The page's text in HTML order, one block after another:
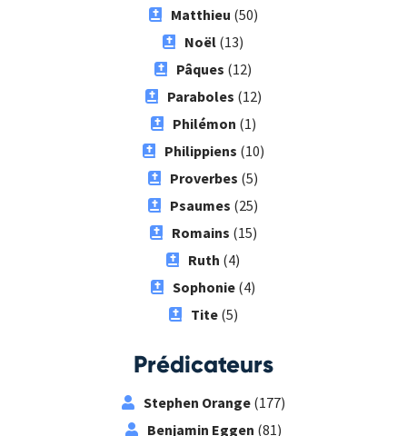
Matthieu (50)
Noël (13)
Pâques (12)
Paraboles (12)
Philémon (1)
Philippiens (10)
Proverbes (5)
Psaumes (25)
Romains (15)
Ruth (4)
Sophonie (4)
Tite(5)
Prédicateurs
Stephen Orange(177)
Benjamin Eggen (81)